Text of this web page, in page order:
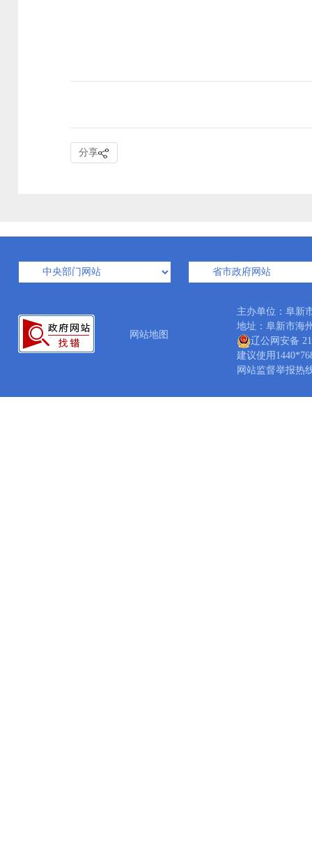
分享
网站地图
主办单位：阜
地址：阜新市
辽公网安备
建议使用
网站监督举报热